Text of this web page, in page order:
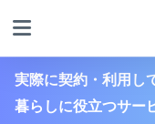
実際に契約・利用し
暮らしに役立つサー